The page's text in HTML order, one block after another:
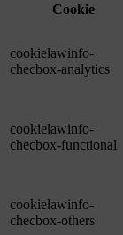
Cookie
cookielawinfo-
checbox-analytics
cookielawinfo-
checbox-functional
cookielawinfo-
checbox-others